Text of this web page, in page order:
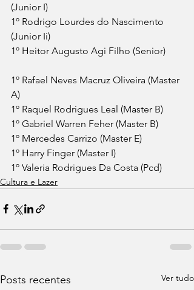
(Junior I)
1º Rodrigo Lourdes do Nascimento
(Junior Ii)
1º Heitor Augusto Agi Filho (Senior)
1º Rafael Neves Macruz Oliveira (Master
A)
1º Raquel Rodrigues Leal (Master B)
1º Gabriel Warren Feher (Master B)
1º Mercedes Carrizo (Master E)
1º Harry Finger (Master I)
1º Valeria Rodrigues Da Costa (Pcd)
Cultura e Lazer
Posts recentes Ver tudo